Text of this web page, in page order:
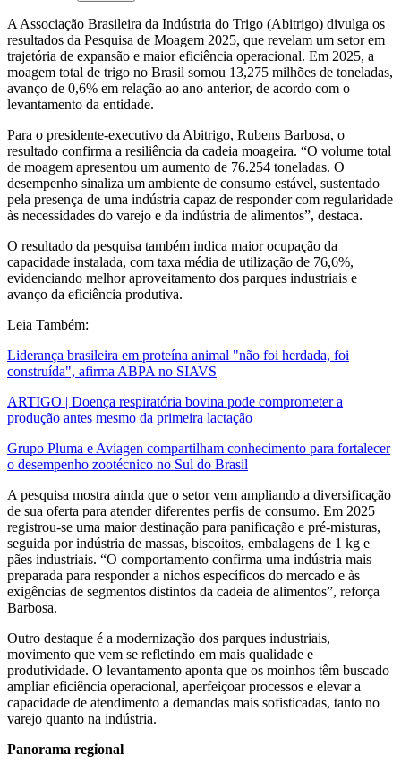
A Associação Brasileira da Indústria do Trigo (Abitrigo) divulga os
resultados da Pesquisa de Moagem 2025, que revelam um setor em
trajetória de expansão e maior eficiência operacional. Em 2025, a
moagem total de trigo no Brasil somou 13,275 milhões de toneladas,
avanço de 0,6% em relação ao ano anterior, de acordo com o
levantamento da entidade.
Para o presidente-executivo da Abitrigo, Rubens Barbosa, o
resultado confirma a resiliência da cadeia moageira. “O volume total
de moagem apresentou um aumento de 76.254 toneladas. O
desempenho sinaliza um ambiente de consumo estável, sustentado
pela presença de uma indústria capaz de responder com regularidade
às necessidades do varejo e da indústria de alimentos”, destaca.
O resultado da pesquisa também indica maior ocupação da
capacidade instalada, com taxa média de utilização de 76,6%,
evidenciando melhor aproveitamento dos parques industriais e
avanço da eficiência produtiva.
Leia Também:
Liderança brasileira em proteína animal "não foi herdada, foi
construída", afirma ABPA no SIAVS
ARTIGO | Doença respiratória bovina pode comprometer a
produção antes mesmo da primeira lactação
Grupo Pluma e Aviagen compartilham conhecimento para fortalecer
o desempenho zootécnico no Sul do Brasil
A pesquisa mostra ainda que o setor vem ampliando a diversificação
de sua oferta para atender diferentes perfis de consumo. Em 2025
registrou-se uma maior destinação para panificação e pré-misturas,
seguida por indústria de massas, biscoitos, embalagens de 1 kg e
pães industriais. “O comportamento confirma uma indústria mais
preparada para responder a nichos específicos do mercado e às
exigências de segmentos distintos da cadeia de alimentos”, reforça
Barbosa.
Outro destaque é a modernização dos parques industriais,
movimento que vem se refletindo em mais qualidade e
produtividade. O levantamento aponta que os moinhos têm buscado
ampliar eficiência operacional, aperfeiçoar processos e elevar a
capacidade de atendimento a demandas mais sofisticadas, tanto no
varejo quanto na indústria.
Panorama regional